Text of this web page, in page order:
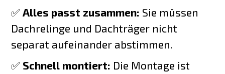
✅Alles passt zusammen: Sie müssen
Dachrelinge und Dachträger nicht
separat aufeinander abstimmen.
✅ Schnell montiert: Die Montage ist